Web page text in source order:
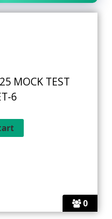
0
MOCK TEST
6